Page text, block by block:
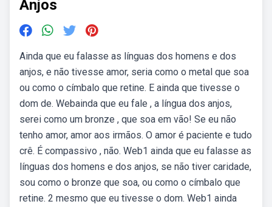
Anjos
Ainda que eu falasse as línguas dos homens e dos
anjos, e não tivesse amor, seria como o metal que soa
ou como o címbalo que retine. E ainda que tivesse o
dom de. Webainda que eu fale , a língua dos anjos,
serei como um bronze , que soa em vão! Se eu não
tenho amor, amor aos irmãos. O amor é paciente e tudo
crê. É compassivo , não. Web1 ainda que eu falasse as
línguas dos homens e dos anjos, se não tiver caridade,
sou como o bronze que soa, ou como o címbalo que
retine. 2 mesmo que eu tivesse o dom. Web1 ainda